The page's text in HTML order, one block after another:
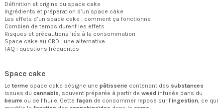
Définition et origine du space cake
Ingrédients et préparation d’un space cake
Les effets d’un space cake : comment ça fonctionne
Combien de temps durent les effets
Risques et précautions liés à la consommation
Space cake au CBD : une alternative
FAQ : questions fréquentes
Space cake
Le terme space cake désigne une pâtisserie contenant des substances
issues du cannabis, souvent préparée à partir de weed infusée dans du
beurre ou de l’huile. Cette façon de consommer repose sur l’ingestion, ce qui